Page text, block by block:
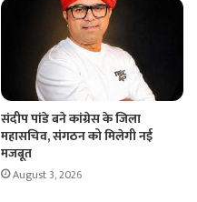
संदीप पांडे बने कांग्रेस के जिला
महासचिव, संगठन को मिलेगी नई
मजबूत
August 3, 2026